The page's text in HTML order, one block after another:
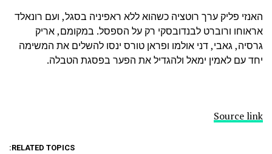
האנזי פליק ערך רוטציה כשהוא ללא ראפיניה בסגל, ועם רונאלד
אראוחו ורוברט לבנדובסקי רק על הספסל. במקומם, אריק
גרסיה, גאבי, דני אולמו ופראן טורס ינסו להשלים את המשימה
יחד עם לאמין ימאל ולהגדיל את הפער בפסגת הטבלה.
Source link
RELATED TOPICS: